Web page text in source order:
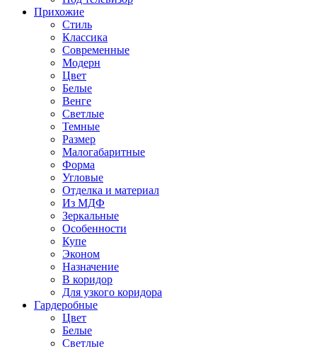
Прихожие
Стиль
Классика
Современные
Модерн
Цвет
Белые
Венге
Светлые
Темные
Размер
Малогабаритные
Форма
Угловые
Отделка и материал
Из МДФ
Зеркальные
Особенности
Купе
Эконом
Назначение
В коридор
Для узкого коридора
Гардеробные
Цвет
Белые
Светлые